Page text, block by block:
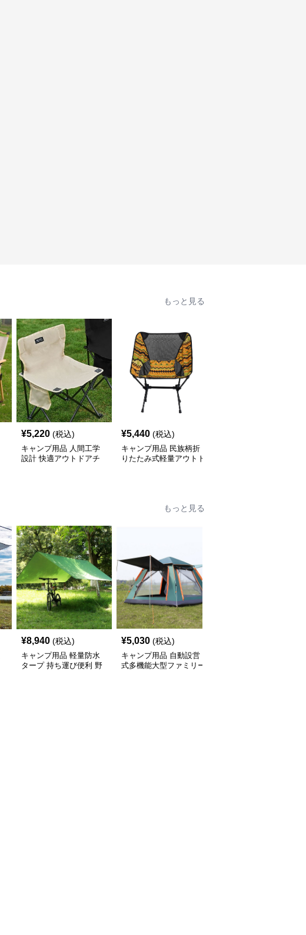
もっと見る
¥5,220 (税込)
キャンプ用品 人間工学
設計 快適アウトドアチ
¥5,440 (税込)
キャンプ用品 民族柄折
りたたみ式軽量アウトド
もっと見る
¥8,940 (税込)
キャンプ用品 軽量防水
タープ 持ち運び便利 野
¥5,030 (税込)
キャンプ用品 自動設営
式多機能大型ファミリー